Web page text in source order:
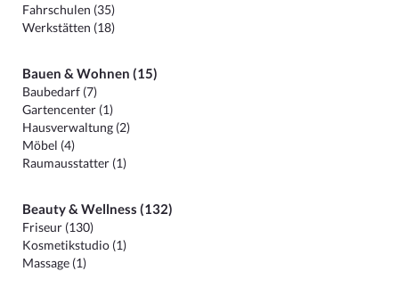
Fahrschulen (35)
Werkstätten (18)
Bauen & Wohnen (15)
Baubedarf (7)
Gartencenter (1)
Hausverwaltung (2)
Möbel (4)
Raumausstatter (1)
Beauty & Wellness (132)
Friseur (130)
Kosmetikstudio (1)
Massage (1)